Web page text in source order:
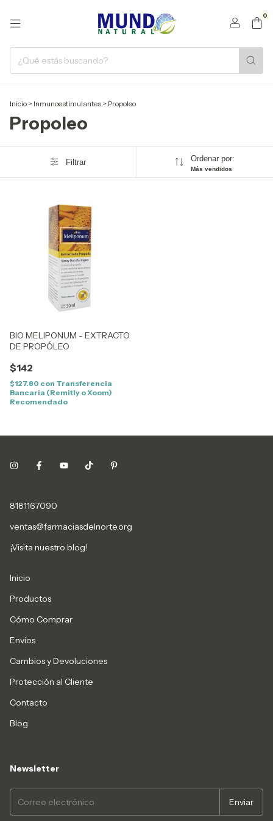
0
Inicio > Inmunoestimulantes > Propoleo
Propoleo
Filtrar Ordenar por:
Más vendidos
BIO MELIPONUM - EXTRACTO
DE PROPÓLEO
$142
$127.80 con Transferencia
Bancaria (Remitly o Xoom)
Recomendado
8181167090
ventas@farmaciasdelnorte.org
¡Visita nuestro blog!
Inicio
Productos
Cómo Comprar
Envíos
Cambios y Devoluciones
Protección al Cliente
Contacto
Blog
Newsletter